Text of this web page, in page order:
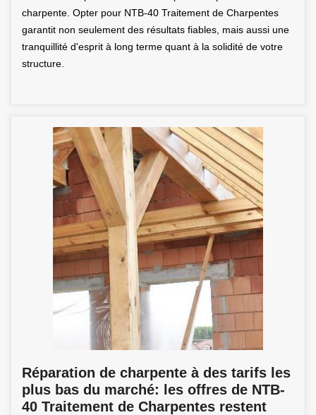
charpente. Opter pour NTB-40 Traitement de Charpentes
garantit non seulement des résultats fiables, mais aussi une
tranquillité d'esprit à long terme quant à la solidité de votre
structure.
Réparation de charpente à des tarifs les
plus bas du marché: les offres de NTB-
40 Traitement de Charpentes restent